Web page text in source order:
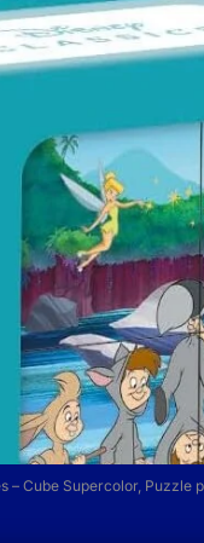
– Cube Supercolor, Puzzle